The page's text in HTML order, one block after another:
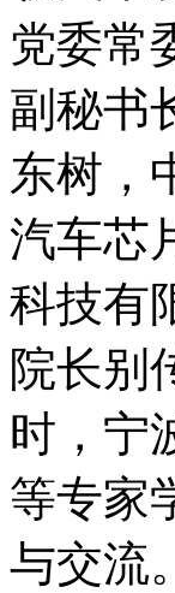
党委常
副秘书
东树，
汽车芯
科技有
院长别
时，宁
等专家
与交流。